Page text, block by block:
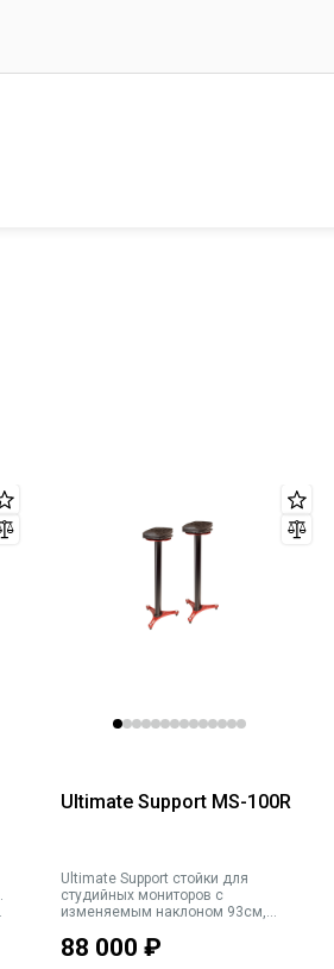
Ultimate Support MS-100R
Ultimate Support стойки для
студийных мониторов с
изменяемым наклоном 93см,
элементами
88 000 ₽